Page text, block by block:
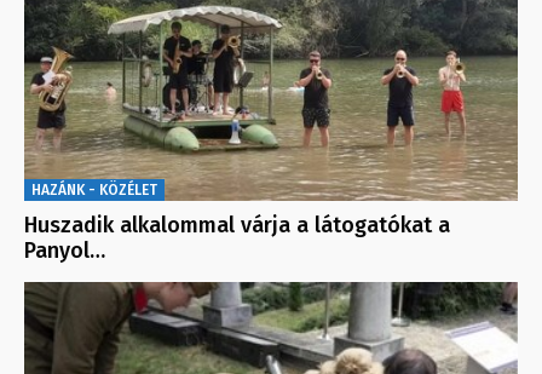
HAZÁNK - KÖZÉLET
Huszadik alkalommal várja a látogatókat a
Panyol…